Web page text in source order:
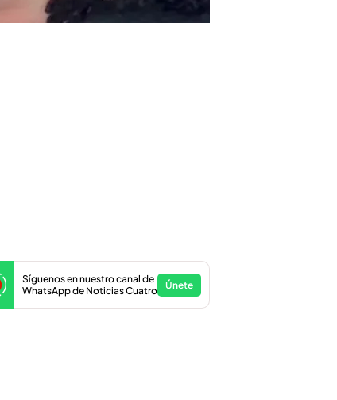
Síguenos en nuestro canal de
WhatsApp de Noticias Cuatro
Únete